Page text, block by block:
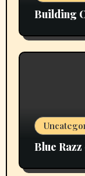
Building
Blue